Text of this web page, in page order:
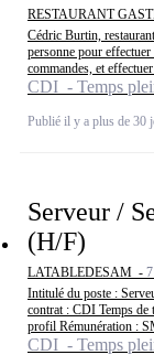
RESTAURANT
Cédric Burtin,
personne pour
commandes, et
CDI - Temps
Publié il y a plus de 30
Serveur /
(H/F)
LATABLEDESAM -
Intitulé du poste :
contrat : CDI Temps de
profil Rémunération :
CDI - Temps